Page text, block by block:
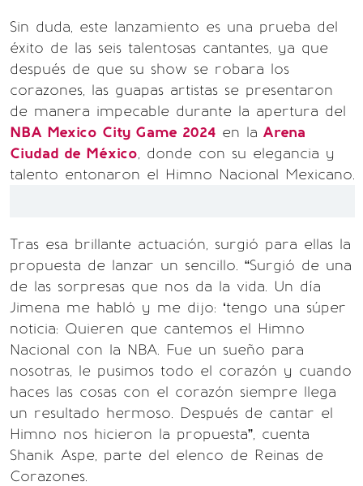
Sin duda, este lanzamiento es una prueba del
éxito de las seis talentosas cantantes, ya que
después de que su show se robara los
corazones, las guapas artistas se presentaron
de manera impecable durante la apertura del
NBA Mexico City Game 2024 en la Arena
Ciudad de México, donde con su elegancia y
talento entonaron el Himno Nacional Mexicano.
Tras esa brillante actuación, surgió para ellas la
propuesta de lanzar un sencillo. “Surgió de una
de las sorpresas que nos da la vida. Un día
Jimena me habló y me dijo: ‘tengo una súper
noticia: Quieren que cantemos el Himno
Nacional con la NBA. Fue un sueño para
nosotras, le pusimos todo el corazón y cuando
haces las cosas con el corazón siempre llega
un resultado hermoso. Después de cantar el
Himno nos hicieron la propuesta”, cuenta
Shanik Aspe, parte del elenco de Reinas de
Corazones.